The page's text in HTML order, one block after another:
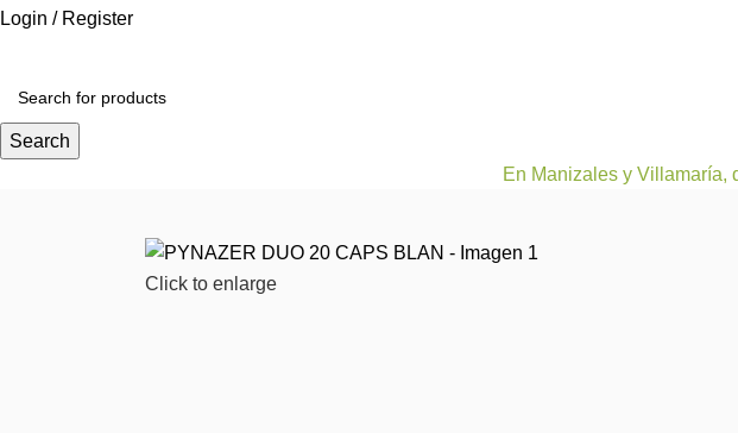
Login / Register
Search
En Manizales y Villamaría,
Click to enlarge